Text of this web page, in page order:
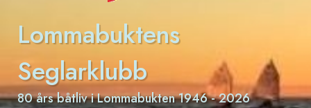
Lommabuktens
Seglarklubb
80 års båtliv i Lommabukten 1946 - 2026